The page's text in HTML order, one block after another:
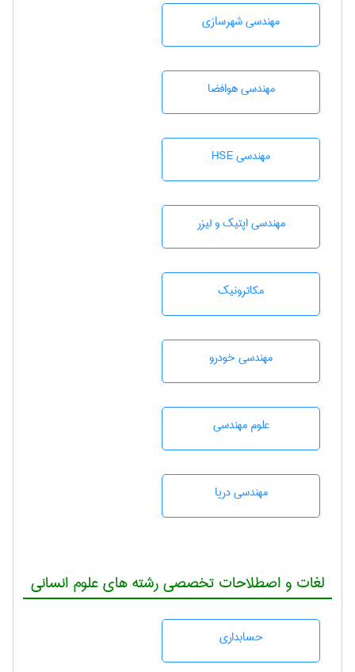
مهندسی شهرسازی
مهندسی هوافضا
مهندسی HSE
مهندسی اپتیک و لیزر
مکاترونیک
مهندسی خودرو
علوم مهندسی
مهندسی دریا
لغات و اصطلاحات تخصصی رشته های علوم انسانی
حسابداری